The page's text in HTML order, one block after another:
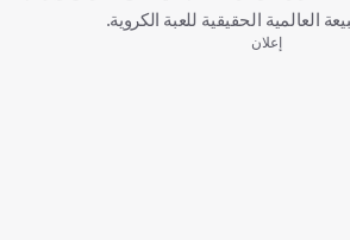
العالمية الحقيقية للعبة الكروية.
إعلان